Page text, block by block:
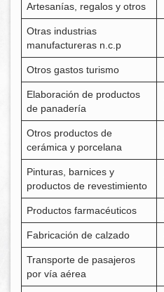
Artesanías, regalos y otros
Otras industrias
manufactureras n.c.p
Otros gastos turismo
Elaboración de productos
de panadería
Otros productos de
cerámica y porcelana
Pinturas, barnices y
productos de revestimiento
Productos farmacéuticos
Fabricación de calzado
Transporte de pasajeros
por vía aérea